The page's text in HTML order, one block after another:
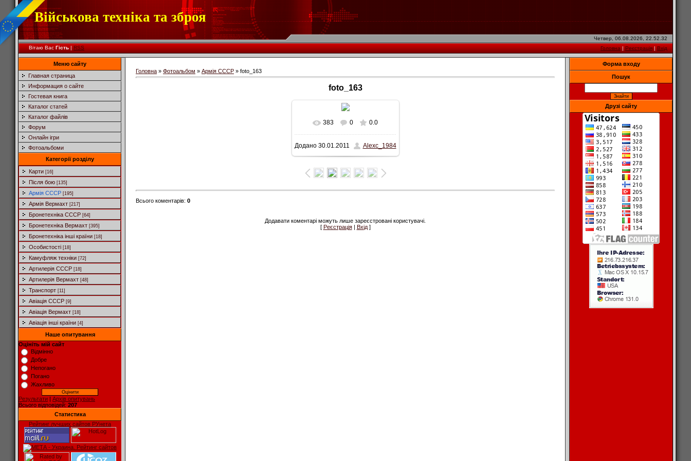
Військова техніка та зброя
Четвер, 06.08.2026, 22.52.32
Вітаю Вас Гість|RSS Головна|Реєстрація|Вхід
Меню сайту
Главная страница
Информация о сайте
Гостевая книга
Каталог статей
Каталог файлів
Форум
Онлайн ігри
Фотоальбоми
Категорії розділу
Карти [16]
Після бою [135]
Армія СССР [195]
Армія Вермахт [217]
Бронетехніка СССР [64]
Бронетехніка Вермахт [395]
Бронетехніка інші країни [18]
Особистості [18]
Камуфляж техніки [72]
Артилерія СССР [18]
Артилерія Вермахт [48]
Транспорт [11]
Авіація СССР [9]
Авіація Вермахт [18]
Авіація інші країни [4]
Наше опитування
Оцініть мій сайт
Відмінно
Добре
Непогано
Погано
Жахливо
Результати | Архів опитувань
Всього відповідей: 207
Статистика
Рейтинг лучших сайтов РУнета
Головна » Фотоальбом » Армія СССР » foto_163
foto_163
383 0 0.0
Додано30.01.2011 Alexc_1984
Всього коментарів: 0
Додавати коментарі можуть лише зареєстровані користувачі.
[ Реєстрація| Вхід]
Форма входу
Пошук
Друзі сайту